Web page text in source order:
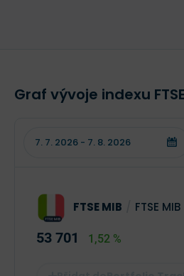
Graf vývoje indexu
FTSE MIB FTSE MIB
53 701 1,52 %